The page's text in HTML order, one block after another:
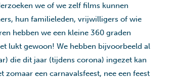
we of we zelf films kunnen
hun familieleden, vrijwilligers of wie
hebben we een kleine 360 graden
lukt gewoon! We hebben bijvoorbeeld al
die dit jaar (tijdens corona) ingezet kan
een carnavalsfeest, nee een feest